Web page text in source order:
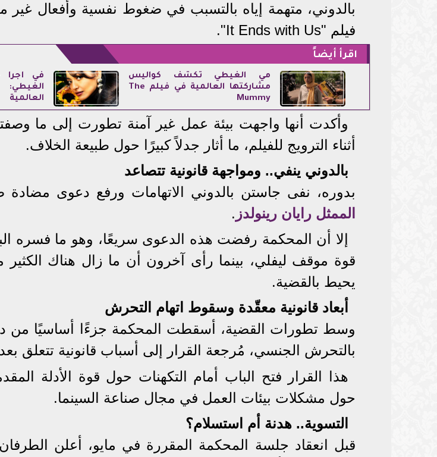
بالدوني، متهمة إياه بالتسبب في ضغوط نفسية وأفعال غير
فيلم "It Ends with Us".
اقرأ أيضاً
مي الغيطي تكشف كواليس
مشاركتها العالمية في فيلم The
Mummy
العالمية
وأكدت أنها واجهت بيئة عمل غير آمنة تطورت إلى ما وصفته
أثناء الترويج للفيلم، ما أثار جدلاً كبيرًا حول طبيعة الخلاف.
بالدوني ينفي.. ومواجهة قانونية تتصاعد
بدوره، نفى جاستن بالدوني الاتهامات ورفع دعوى مضادة
الممثل رايان رينولدز .
إلا أن المحكمة رفضت هذه الدعوى سريعًا، وهو ما فسره
قوة موقف ليفلي، بينما رأى آخرون أن ما زال هناك
يحيط بالقضية.
أبعاد قانونية معقّدة وسقوط اتهام التحرش
وسط تطورات القضية، أسقطت المحكمة جزءًا أساسيًا من
بالتحرش الجنسي، مُرجعة القرار إلى أسباب قانونية تتعلق
هذا القرار فتح الباب أمام التكهنات حول قوة الأدلة
حول مشكلات بيئات العمل في مجال صناعة السينما.
التسوية.. هدنة أم استسلام؟
قبل انعقاد جلسة المحكمة المقررة في مايو، أعلن